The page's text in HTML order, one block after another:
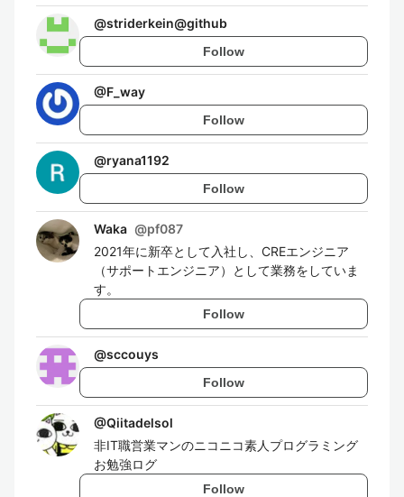
@striderkein@github
Follow
@F_way
Follow
@ryana1192
Follow
Waka @pf087
2021年に新卒として入社し、CREエンジニア
（サポートエンジニア）として業務をしていま
す。
Follow
@sccouys
Follow
@Qiitadelsol
非IT職営業マンのニコニコ素人プログラミング
お勉強ログ
Follow